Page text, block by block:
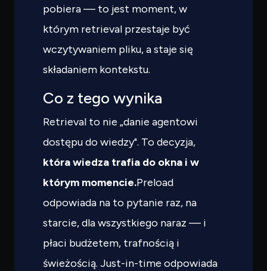
pobiera — to jest moment, w
którym retrieval przestaje być
wczytywaniem pliku, a staje się
składaniem kontekstu.
Co z tego wynika
Retrieval to nie „danie agentowi
dostępu do wiedzy". To decyzja,
która wiedza trafia do okna i w
którym momencie.Preload
odpowiada na to pytanie raz, na
starcie, dla wszystkiego naraz — i
płaci budżetem, trafnością i
świeżością. Just-in-time odpowiada